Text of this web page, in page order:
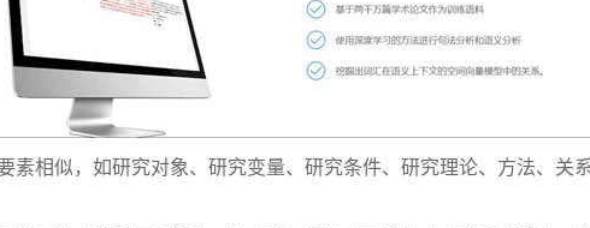
素相似，如研究对象、研究变量、研究条件、研究理论、方法、关